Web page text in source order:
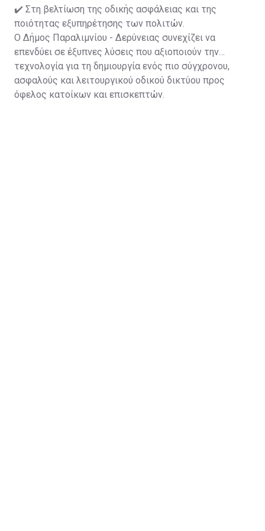
✔️ Στη βελτίωση της οδικής ασφάλειας και της
ποιότητας εξυπηρέτησης των πολιτών.
Ο Δήμος Παραλιμνίου - Δερύνειας συνεχίζει να
επενδύει σε έξυπνες λύσεις που αξιοποιούν την
τεχνολογία για τη δημιουργία ενός πιο σύγχρονου,
ασφαλούς και λειτουργικού οδικού δικτύου προς
όφελος κατοίκων και επισκεπτών.